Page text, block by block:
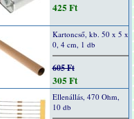
425 Ft
Kartoncső, kb. 50 x 5 x
0, 4 cm, 1 db
605 Ft
305 Ft
Ellenállás, 470 Ohm,
10 db